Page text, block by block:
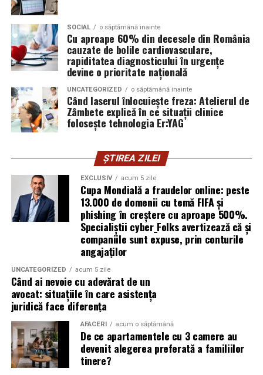
Sambata si duminica – 13:30
Ultima cursa de intoarcere din Buftea este la ora 04:00.
Biletul poate fi cumparat online.
Tren
Ruta Gara de Nord – Buftea dureaza mai putin de 20 de
minute.
De la Gara Buftea pana la Domeniul Stirbey sunt
aproximativ 30 de minute de mers pe jos. Participantii
trebuie insa sa tina cont ca nu exista trenuri de
intoarcere pe timpul noptii.
Bicicleta
Cei care aleg transportul alternativ vor gasi o parcare
special amenajata pentru biciclete chiar la intrarea in
festival.
Masinapersonala
Organizatorii recomanda utilizarea transportului public
sau a curselor speciale dedicate festivalului, intrucat nu
exista parcare destinata publicului.
SOCIAL o săptămână inainte
Cu aproape 60% din decesele din România
cauzate de bolile cardiovasculare,
rapiditatea diagnosticului în urgențe
devine o prioritate națională
UNCATEGORIZED o săptămână inainte
Când laserul înlocuiește freza: Atelierul de
Zâmbete explică în ce situații clinice
folosește tehnologia Er:YAG
ȘTIREA ZILEI
EXCLUSIV acum 5 zile
Cupa Mondială a fraudelor online: peste
13.000 de domenii cu temă FIFA și
phishing în creștere cu aproape 500%.
Specialiștii cyber_Folks avertizează că și
companiile sunt expuse, prin conturile
angajaților
UNCATEGORIZED acum 5 zile
Când ai nevoie cu adevărat de un
avocat: situațiile în care asistența
juridică face diferența
AFACERI acum o săptămână
De ce apartamentele cu 3 camere au
devenit alegerea preferată a familiilor
tinere?